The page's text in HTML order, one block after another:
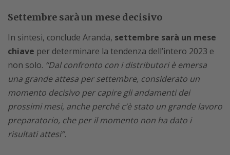
Settembre sarà un mese decisivo
In sintesi, conclude Aranda, settembre sarà un mese
chiave per determinare la tendenza dell’intero 2023 e
non solo. “Dal confronto con i distributori è emersa
una grande attesa per settembre, considerato un
momento decisivo per capire gli andamenti dei
prossimi mesi, anche perché c’è stato un grande lavoro
preparatorio, che per il momento non ha dato i
risultati attesi”.